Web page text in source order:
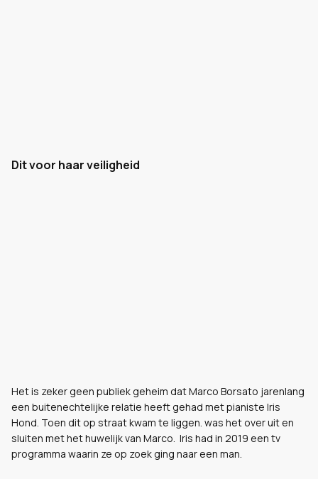
Dit voor haar veiligheid
Het is zeker geen publiek geheim dat Marco Borsato jarenlang
een buitenechtelijke relatie heeft gehad met pianiste Iris
Hond. Toen dit op straat kwam te liggen. was het over uit en
sluiten met het huwelijk van Marco. Iris had in 2019 een tv
programma waarin ze op zoek ging naar een man.